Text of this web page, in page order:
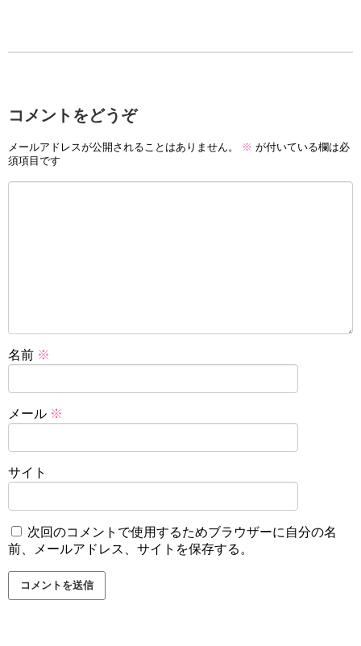
コメントをどうぞ
メールアドレスが公開されることはありません。 ※ が付いている欄は必
須項目です
名前 ※
メール ※
サイト
次回のコメントで使用するためブラウザーに自分の名
前、メールアドレス、サイトを保存する。